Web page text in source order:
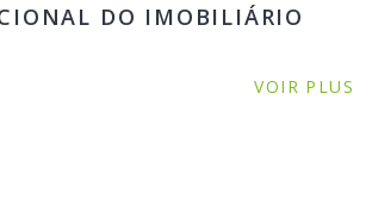
DO IMOBILIÁRIO
VOIR PLUS